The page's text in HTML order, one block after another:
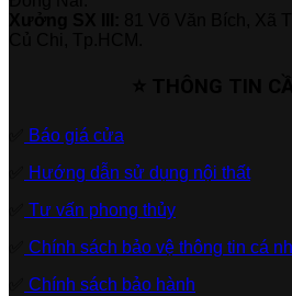
Báo giá cửa
Hướng dẫn sử dụng nội thất
Tư vấn phong thủy
Chính sách bảo vệ thông tin cá
Chính sách bảo hành